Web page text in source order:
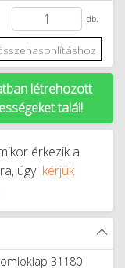
db.
létrehozott
talál!
érkezik a
úgy kérjük
31180